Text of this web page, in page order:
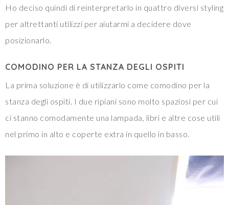
Ho deciso quindi di reinterpretarlo in quattro diversi styling
per altrettanti utilizzi per aiutarmi a decidere dove
posizionarlo.
COMODINO PER LA STANZA DEGLI OSPITI
La prima soluzione è di utilizzarlo come comodino per la
stanza degli ospiti. I due ripiani sono molto spaziosi per cui
ci stanno comodamente una lampada, libri e altre cose utili
nel primo in alto e coperte extra in quello in basso.